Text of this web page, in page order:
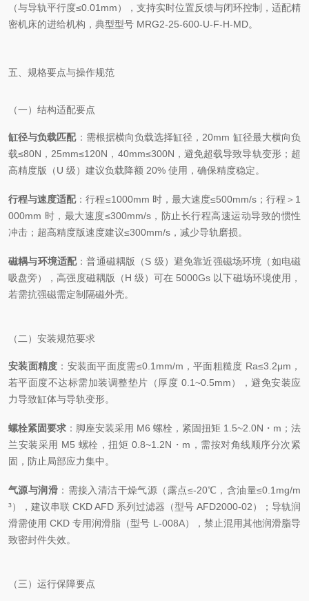
（与导轨平行度≤0.01mm），支持实时位置反馈与闭环控制，适配精
密机床的进给机构，典型型号 MRG2-25-600-U-F-H-MD。
五、规格要点与操作规范
（一）结构适配要点
缸径与负载匹配：需根据横向负载选择缸径，20mm 缸径最大横向负
载≤80N，25mm≤120N，40mm≤300N，避免超载导致导轨变形；超
高精度版（U 级）建议负载降额 20% 使用，确保精度稳定。
行程与速度适配：行程≤1000mm 时，最大速度≤500mm/s；行程＞1
000mm 时，最大速度≤300mm/s，防止长行程高速运动导致的惯性
冲击；超高精度版速度建议≤300mm/s，减少导轨磨损。
磁耦与环境适配：普通磁耦版（S 级）避免靠近强磁场环境（如电磁
吸盘旁），高强度磁耦版（H 级）可在 5000Gs 以下磁场环境使用，
若需抗强磁需定制隔磁外壳。
（二）安装规范要求
安装面精度 ：安装面平面度需≤0.1mm/m，平面粗糙度 Ra≤3.2μm，
若平面度不达标需加装调整垫片（厚度 0.1~0.5mm），避免安装应
力导致缸体与导轨变形。
螺栓紧固要求 ：脚座安装采用 M6 螺栓，紧固扭矩 1.5~2.0N・m；法
兰安装采用 M5 螺栓，扭矩 0.8~1.2N・m，需按对角线顺序分次紧
固，防止局部应力集中。
气源与润滑 ：需接入清洁干燥气源（露点≤-20℃，含油量≤0.1mg/m
³），建议串联 CKD AFD 系列过滤器（型号 AFD2000-02）；导轨润
滑需使用 CKD 专用润滑脂（型号 L-008A），禁止混用其他润滑脂导
致密封件失效。
（三）运行保障要点